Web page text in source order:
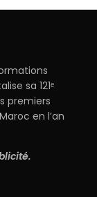
sa 121ᵉ
premiers
en l’an